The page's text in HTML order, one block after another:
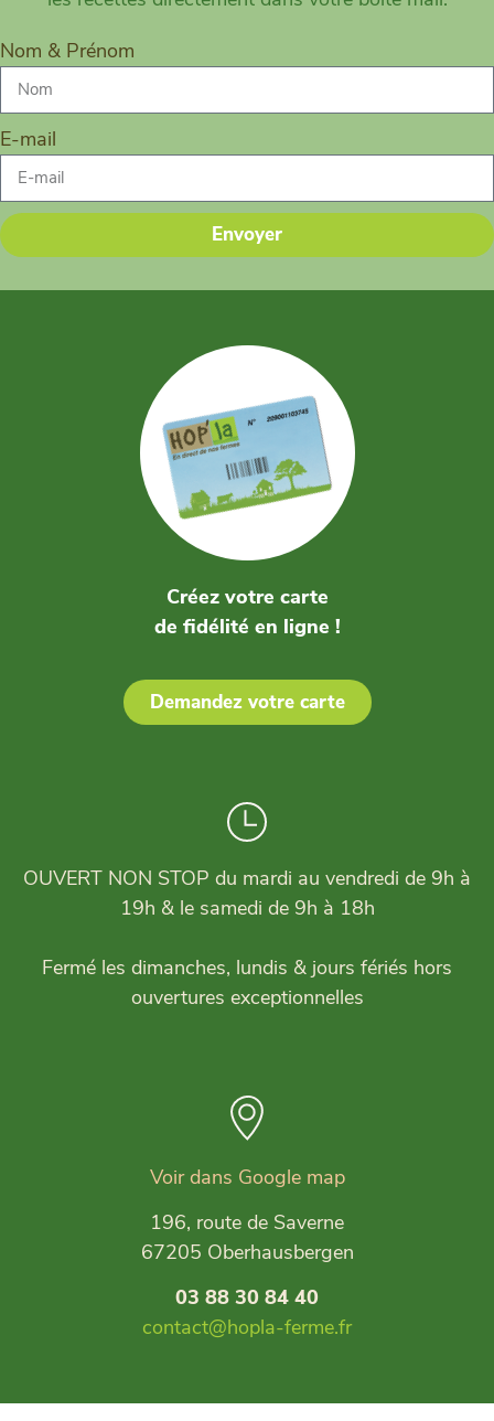
Nom & Prénom
E-mail
Envoyer
Créez votre carte
de fidélité en ligne !
Demandez votre carte
OUVERT NON STOP du mardi au vendredi de 9h à
19h & le samedi de 9h à 18h
Fermé les dimanches, lundis & jours fériés hors
ouvertures exceptionnelles
Voir dans Google map
196, route de Saverne
67205 Oberhausbergen
03 88 30 84 40
contact@hopla-ferme.fr